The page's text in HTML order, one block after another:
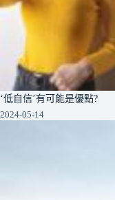
‘低自信’有可能是優點?
2024-05-14